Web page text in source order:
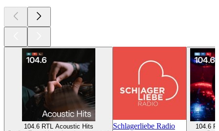
104.6 RTL Acoustic Hits
Schlagerliebe Radio
104.6